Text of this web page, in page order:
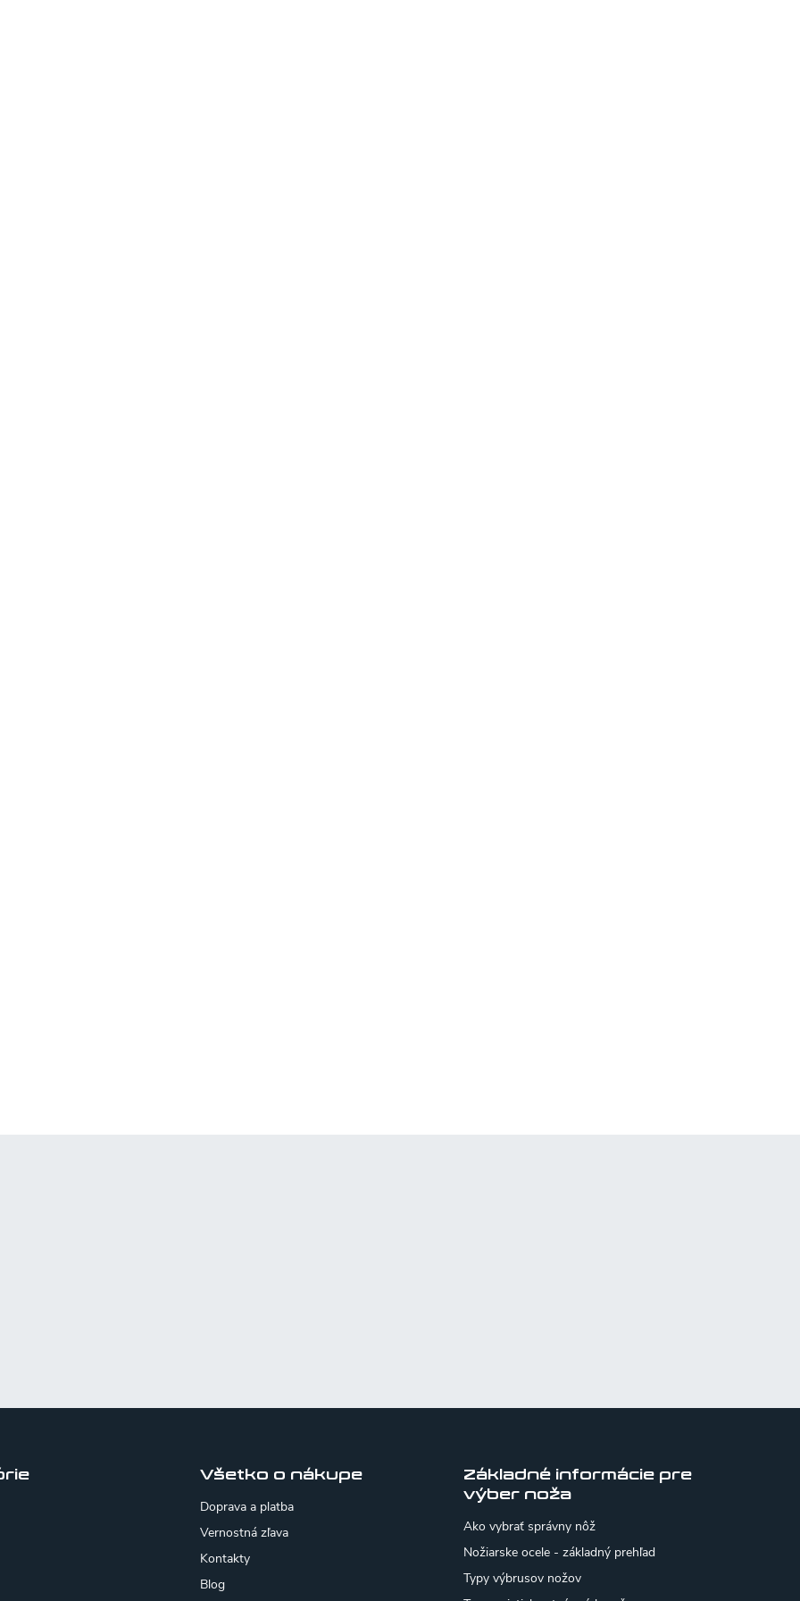
Všetko o nákupe
Doprava a platba
Vernostná zľava
Kontakty
Blog
Základné informácie pre
výber noža
Ako vybrať správny nôž
Nožiarske ocele - základný prehľad
Typy výbrusov nožov